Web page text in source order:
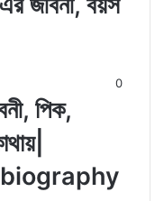
0
পিক,